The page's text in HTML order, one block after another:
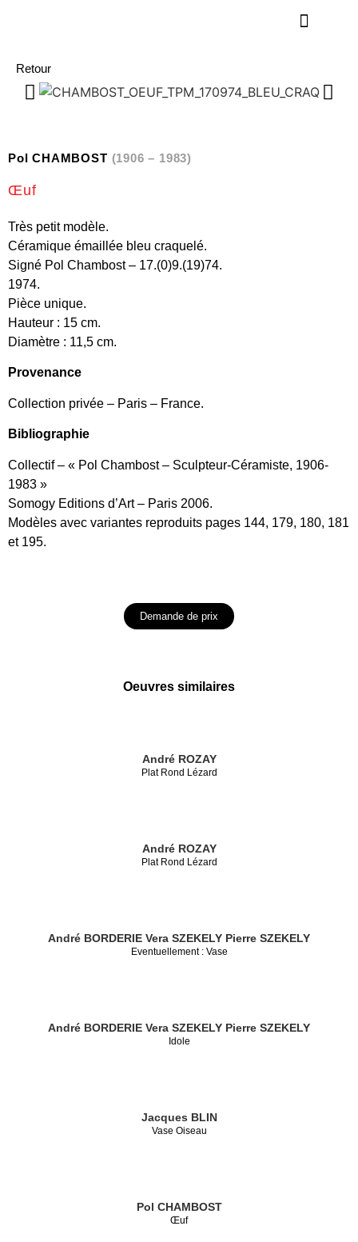
Retour
Pol CHAMBOST (1906 – 1983)
Œuf
Très petit modèle.
Céramique émaillée bleu craquelé.
Signé Pol Chambost – 17.(0)9.(19)74.
1974.
Pièce unique.
Hauteur : 15 cm.
Diamètre : 11,5 cm.
Provenance
Collection privée – Paris – France.
Bibliographie
Collectif – « Pol Chambost – Sculpteur-Céramiste, 1906-
1983 »
Somogy Editions d’Art – Paris 2006.
Modèles avec variantes reproduits pages 144, 179, 180, 181
et 195.
Demande de prix
Oeuvres similaires
André ROZAY
Plat Rond Lézard
André ROZAY
Plat Rond Lézard
André BORDERIE Vera SZEKELY Pierre SZEKELY
Eventuellement : Vase
André BORDERIE Vera SZEKELY Pierre SZEKELY
Idole
Jacques BLIN
Vase Oiseau
Pol CHAMBOST
Œuf